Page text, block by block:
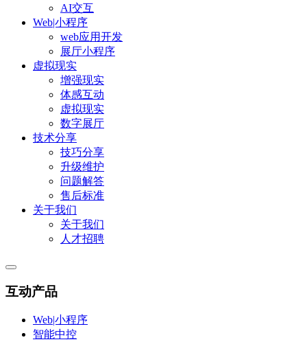
AI交互
Web|小程序
web应用开发
展厅小程序
虚拟现实
增强现实
体感互动
虚拟现实
数字展厅
技术分享
技巧分享
升级维护
问题解答
售后标准
关于我们
关于我们
人才招聘
互动产品
Web|小程序
智能中控